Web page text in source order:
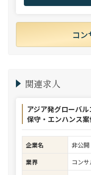
コ
関連求人
アジア発グローバ
保守・エンハンス
企業名
非公開
業界
コン